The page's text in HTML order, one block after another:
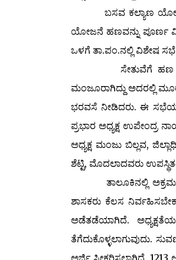
ಬಸವ ಕಲ್ಯಾಣ ಯೋಜನೆ
ಯೋಜನೆ ಹಣವನ್ನು ಪೂರ್ಣ
ಒಳಗೆ ತಾ.ಪಂ.ನಲ್ಲಿ ವಿಶೇಷ
ಸೇತುವೆಗೆ ಹಣ
ಮಂಜೂರಾಗಿದ್ದು ಅದರಲ್ಲಿ
ಭರವಸೆ ನೀಡಿದರು. ಈ
ಪ್ರಭಾರ ಅಧ್ಯಕ್ಷ ಉಪೇಂದ್ರ
ಅಧ್ಯಕ್ಷ ಮಂಜು ಬಿಲ್ಲವ,
ಶೆಟ್ಟಿ, ಮೊದಲಾದವರು
ತಾಲೂಕಿನಲ್ಲಿ ಅಕ್ರಮ-
ಶಾಸಕರು ಕೆಲಸ
ಅಡೆತಡೆಯಾಗಿದೆ. ಅಧ್ಯಕ್ಷತೆಯ
ಅರ್ಜಿ ಸ್ವೀಕರಿಸಲಾಗಿದೆ.